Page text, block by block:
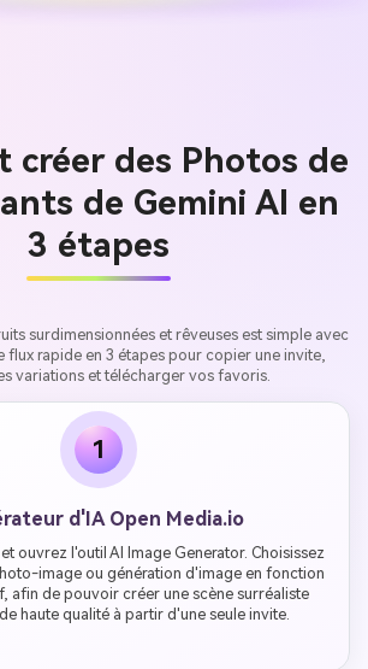
créer des Photos de
de Gemini AI en
3 étapes
surdimensionnées et rêveuses est simple avec
flux rapide en 3 étapes pour copier une invite,
variations et télécharger vos favoris.
1
d'IA Open Media.io
ouvrez l'outil AI Image Generator. Choisissez
image ou génération d'image en fonction
afin de pouvoir créer une scène surréaliste
haute qualité à partir d'une seule invite.